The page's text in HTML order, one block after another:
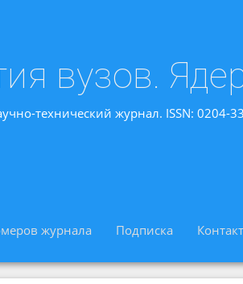
вузов.
технический журнал. ISSN: 0204-
журнала Подписка